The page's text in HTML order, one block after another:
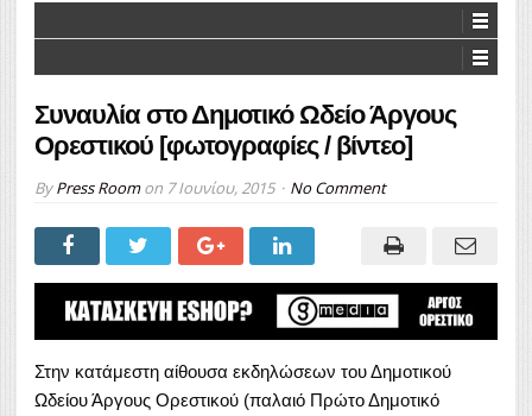
Συναυλία στο Δημοτικό Ωδείο Άργους
Ορεστικού [φωτογραφίες / βίντεο]
ByPress Roomon 7 Ιουνίου, 2015 No Comment
Στην κατάμεστη αίθουσα εκδηλώσεων του Δημοτικού
Ωδείου Άργους Ορεστικού (παλαιό Πρώτο Δημοτικό